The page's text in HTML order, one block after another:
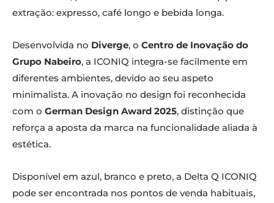
extração: expresso, café longo e bebida longa.
Desenvolvida no Diverge, o Centro de Inovação do
Grupo Nabeiro, a ICONIQ integra-se facilmente em
diferentes ambientes, devido ao seu aspeto
minimalista. A inovação no design foi reconhecida
com o German Design Award 2025, distinção que
reforça a aposta da marca na funcionalidade aliada à
estética.
Disponível em azul, branco e preto, a Delta Q ICONIQ
pode ser encontrada nos pontos de venda habituais,